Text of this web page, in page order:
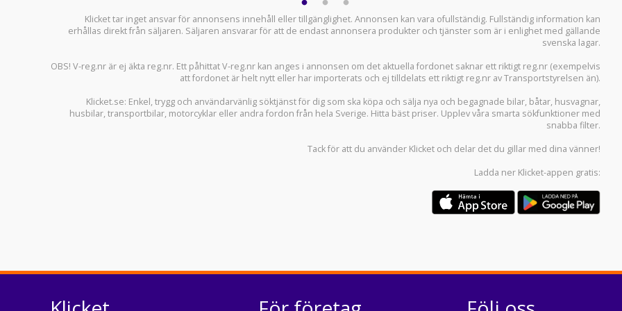
Klicket tar inget ansvar för annonsens innehåll eller tillgänglighet. Annonsen kan vara ofullständig. Fullständig information kan
erhållas direkt från säljaren. Säljaren ansvarar för att de endast annonsera produkter och tjänster som är i enlighet med gällande
svenska lagar.
OBS! V-reg.nr är ej äkta reg.nr. Ett påhittat V-reg.nr kan anges i annonsen om det aktuella fordonet saknar ett riktigt reg.nr (exempelvis
att fordonet är helt nytt eller har importerats och ej tilldelats ett riktigt reg.nr av Transportstyrelsen än).
Klicket.se: Enkel, trygg och användarvänlig söktjänst för dig som ska köpa och sälja nya och begagnade bilar, båtar, husvagnar,
husbilar,transportbilar, motorcyklar eller andra fordon från hela Sverige. Hitta bäst priser. Upplev våra smarta sökfunktioner med
snabba filter.
Tack för att du använder Klicket och delar det du gillar med dina vänner!
Ladda ner Klicket-appen gratis: